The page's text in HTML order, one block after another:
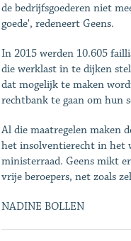
de bedrijfsgoederen niet
goede', redeneert Geens.
In 2015 werden 10.605
die werklast in te dijken
dat mogelijk te maken
rechtbank te gaan om hun
Al die maatregelen maken
het insolventierecht in het
ministerraad. Geens mikt
vrije beroepers, net zoals
NADINE BOLLEN